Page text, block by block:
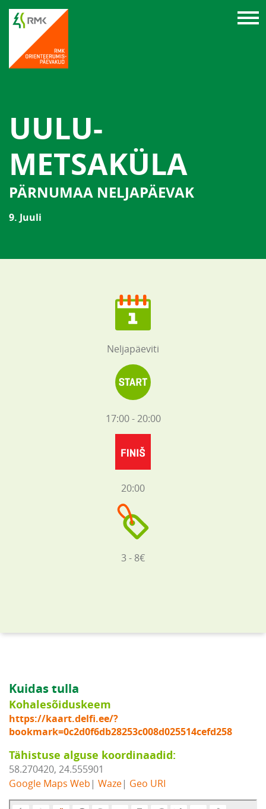
UULU-
METSAKÜLA
PÄRNUMAA NELJAPÄEVAK
9. Juuli
Neljapäeviti
17:00 - 20:00
20:00
3 - 8€
Kuidas tulla
Kohalesõiduskeem
https://kaart.delfi.ee/?
bookmark=0c2d0f6db28253c008d025514cefd258
Tähistuse alguse koordinaadid:
58.270420, 24.555901
Google Maps Web | Waze| Geo URI